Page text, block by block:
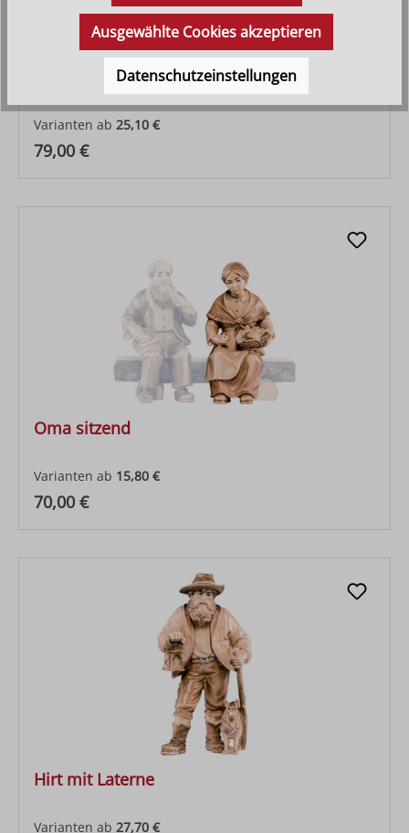
Hirt mit Obst
Varianten ab 25,10 €
Regulärer Preis:
79,00 €
Oma sitzend
Varianten ab 15,80 €
Regulärer Preis:
70,00 €
Hirt mit Laterne
Varianten ab 27,70 €
Ausgewählte Cookies akzeptieren
Datenschutzeinstellungen